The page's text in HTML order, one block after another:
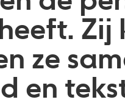
Zij
ze
en